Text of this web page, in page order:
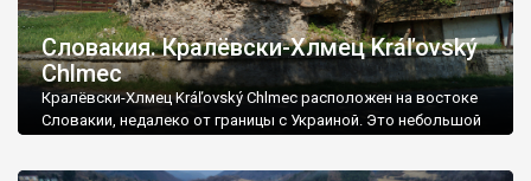
Словакия. Кралёвски-Хлмец Kráľovský
Chlmec
Кралёвски-Хлмец Kráľovský Chlmec расположен на востоке
Словакии, недалеко от границы с Украиной. Это небольшой